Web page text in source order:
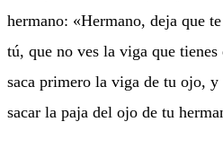
hermano: «Hermano, deja que
tú, que no ves la viga que
saca primero la viga de tu ojo, y
sacar la paja del ojo de tu